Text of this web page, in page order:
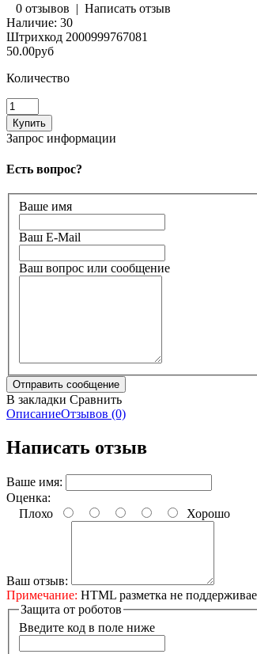
0 отзывов | Написать отзыв
Наличие: 30
Штрихкод 2000999767081
50.00руб
Количество
Запрос информации
Есть вопрос?
Ваше имя
Ваш E-Mail
Ваш вопрос или сообщение
В закладки Сравнить
ОписаниеОтзывов (0)
Написать отзыв
Ваше имя:
Оценка:
Плохо
Хорошо
Ваш отзыв:
Примечание: HTML разметка не
Защита от роботов
Введите код в поле ниже